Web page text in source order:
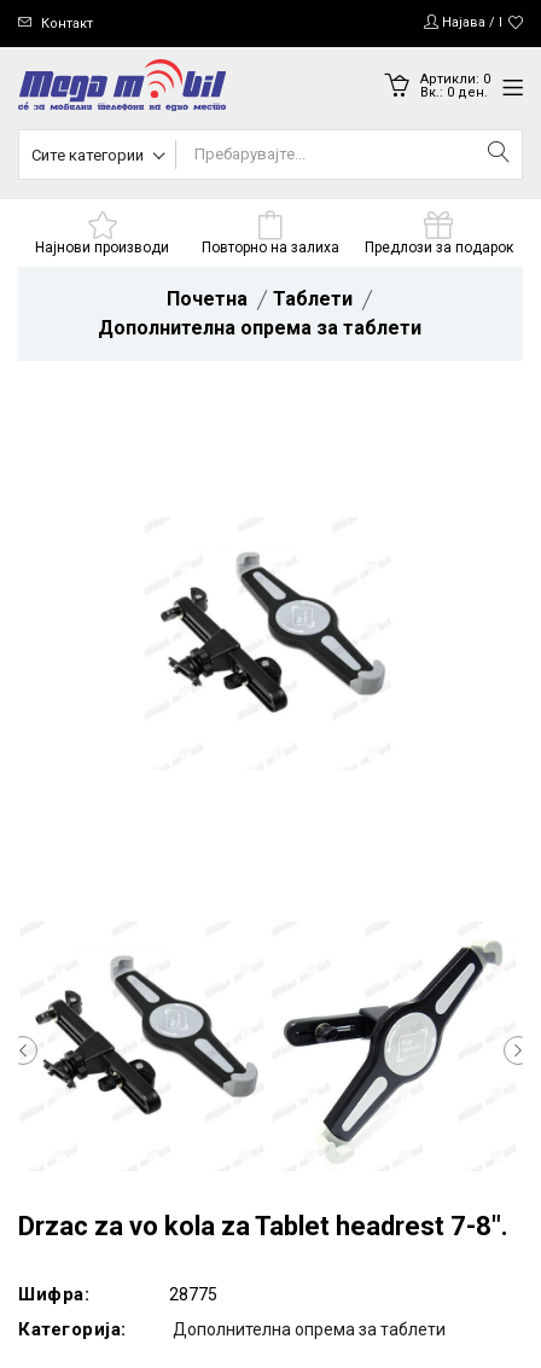
Контакт Најава /
Артикли: 0
Вк.: 0ден.
Сите категории
Најнови производи Повторно на залиха Предлози за подарок
Почетна
Таблети
Дополнителна опрема за таблети
Drzac za vo kola za Tablet headrest 7-8".
Шифра: 28775
Категорија: Дополнителна опрема за таблети